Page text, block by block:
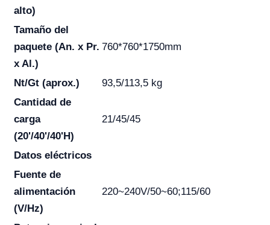
alto)
Tamaño del
paquete (An. x Pr.
x Al.)
760*760*1750mm
Nt/Gt (aprox.)
93,5/113,5 kg
Cantidad de
carga
(20'/40'/40'H)
21/45/45
Datos eléctricos
Fuente de
alimentación
(V/Hz)
220~240V/50~60;115/60